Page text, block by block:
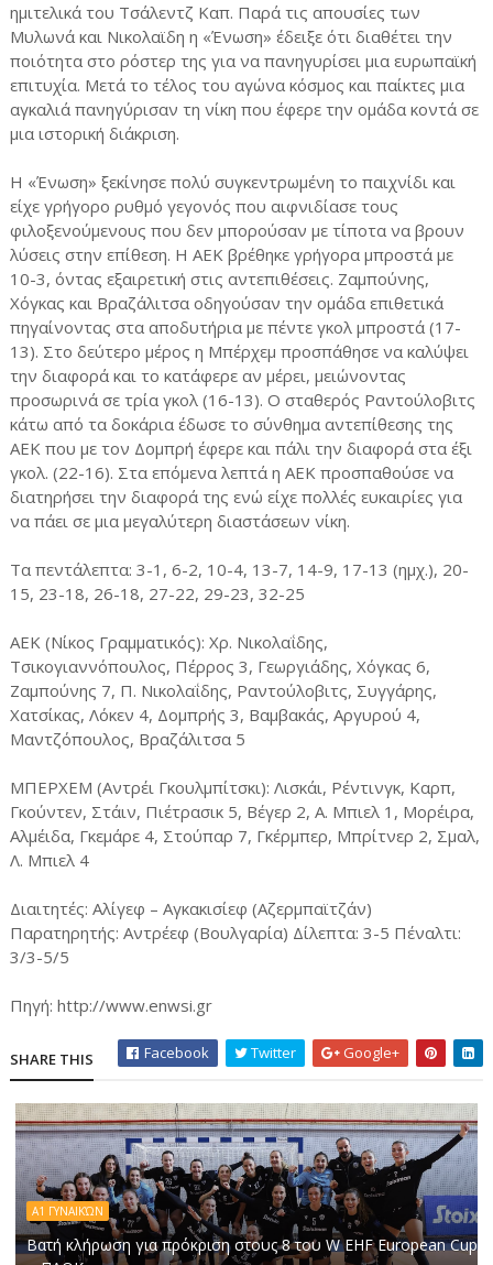
ημιτελικά του Τσάλεντζ Καπ. Παρά τις απουσίες των
Μυλωνά και Νικολαϊδη η «Ένωση» έδειξε ότι διαθέτει την
ποιότητα στο ρόστερ της για να πανηγυρίσει μια ευρωπαϊκή
επιτυχία. Μετά το τέλος του αγώνα κόσμος και παίκτες μια
αγκαλιά πανηγύρισαν τη νίκη που έφερε την ομάδα κοντά σε
μια ιστορική διάκριση.
Η «Ένωση» ξεκίνησε πολύ συγκεντρωμένη το παιχνίδι και
είχε γρήγορο ρυθμό γεγονός που αιφνιδίασε τους
φιλοξενούμενους που δεν μπορούσαν με τίποτα να βρουν
λύσεις στην επίθεση. Η ΑΕΚ βρέθηκε γρήγορα μπροστά με
10-3, όντας εξαιρετική στις αντεπιθέσεις. Ζαμπούνης,
Χόγκας και Βραζάλιτσα οδηγούσαν την ομάδα επιθετικά
πηγαίνοντας στα αποδυτήρια με πέντε γκολ μπροστά (17-
13). Στο δεύτερο μέρος η Μπέρχεμ προσπάθησε να καλύψει
την διαφορά και το κατάφερε αν μέρει, μειώνοντας
προσωρινά σε τρία γκολ (16-13). Ο σταθερός Ραντούλοβιτς
κάτω από τα δοκάρια έδωσε το σύνθημα αντεπίθεσης της
ΑΕΚ που με τον Δομπρή έφερε και πάλι την διαφορά στα έξι
γκολ. (22-16). Στα επόμενα λεπτά η ΑΕΚ προσπαθούσε να
διατηρήσει την διαφορά της ενώ είχε πολλές ευκαιρίες για
να πάει σε μια μεγαλύτερη διαστάσεων νίκη.
Τα πεντάλεπτα: 3-1, 6-2, 10-4, 13-7, 14-9, 17-13 (ημχ.), 20-
15, 23-18, 26-18, 27-22, 29-23, 32-25
ΑΕΚ (Νίκος Γραμματικός): Χρ. Νικολαΐδης,
Τσικογιαννόπουλος, Πέρρος 3, Γεωργιάδης, Χόγκας 6,
Ζαμπούνης 7, Π. Νικολαΐδης, Ραντούλοβιτς, Συγγάρης,
Χατσίκας, Λόκεν 4, Δομπρής 3, Βαμβακάς, Αργυρού 4,
Μαντζόπουλος, Βραζάλιτσα 5
ΜΠΕΡΧΕΜ (Αντρέι Γκουλμπίτσκι): Λισκάι, Ρέντινγκ, Καρπ,
Γκούντεν, Στάιν, Πιέτρασικ 5, Βέγερ 2, Α. Μπιελ 1, Μορέιρα,
Αλμέιδα, Γκεμάρε 4, Στούπαρ 7, Γκέρμπερ, Μπρίτνερ 2, Σμαλ,
Λ. Μπιελ 4
Διαιτητές: Αλίγεφ – Αγκακισίεφ (Αζερμπαϊτζάν)
Παρατηρητής: Αντρέεφ (Βουλγαρία) Δίλεπτα: 3-5 Πέναλτι:
3/3-5/5
Πηγή: http://www.enwsi.gr
SHARE THIS Facebook Twitter Google+
Α1 ΓΥΝΑΙΚΏΝ
Βατή κλήρωση για πρόκριση στους 8 του W EHF European Cup